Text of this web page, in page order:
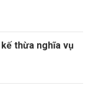
thừa nghĩa vụ